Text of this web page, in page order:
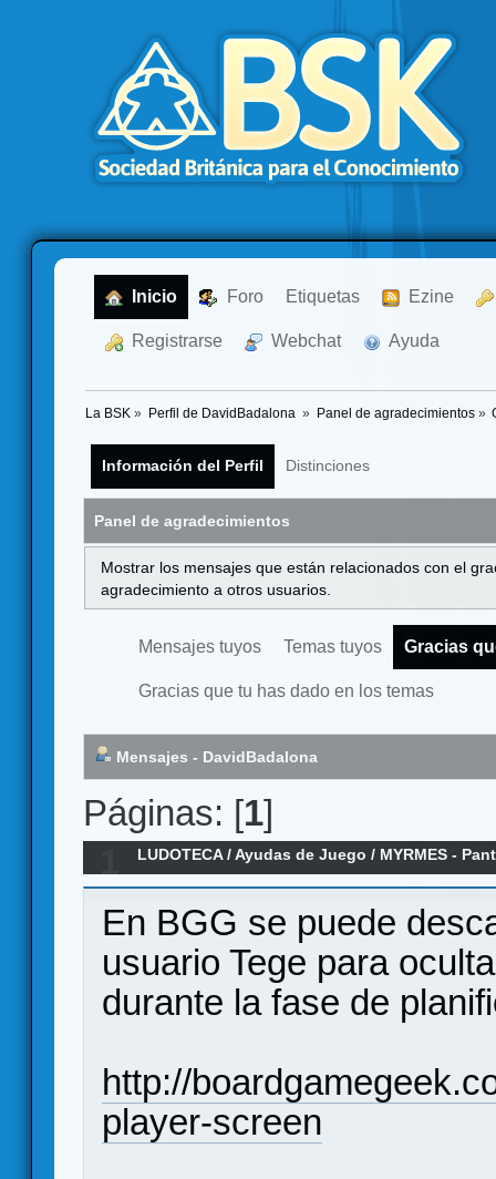
Inicio Foro Etiquetas Ezine
Registrarse Webchat Ayuda
La BSK » Perfil de DavidBadalona » Panel de agradecimientos»
Información del Perfil Distinciones
Panel de agradecimientos
Mostrar los mensajes que están relacionados con el
agradecimiento a otros usuarios.
Mensajes tuyos Temas tuyos Gracias
Gracias que tu has dado en los temas
Mensajes - DavidBadalona
Páginas: [1]
LUDOTECA/Ayudas de Juego / MYRMES -
En BGG se puede
usuario Tege para
durante la fase de
http://
player-screen